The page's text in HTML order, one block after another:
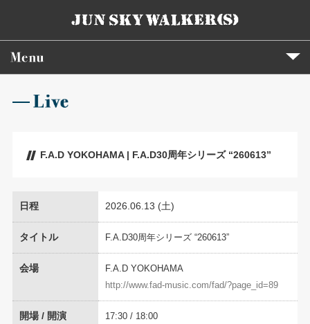
F.A.D YOKOHAMA | F.A.D30周年シリーズ “260613”
日程 2026.06.13 (土)
タイトル F.A.D30周年シリーズ “260613”
会場
F.A.D YOKOHAMA
http://www.fad-music.com/fad/?page_id=89
開場 / 開演 17:30 / 18:00